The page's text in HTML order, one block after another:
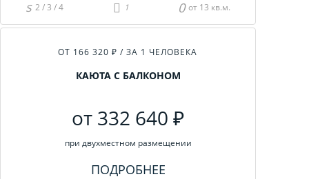
2 / 3 / 4 от 13 кв.м.
ОТ 166 320 ₽ / ЗА 1 ЧЕЛОВЕКА
КАЮТА С БАЛКОНОМ
от 332 640 ₽
при двухместном размещении
ПОДРОБНЕЕ